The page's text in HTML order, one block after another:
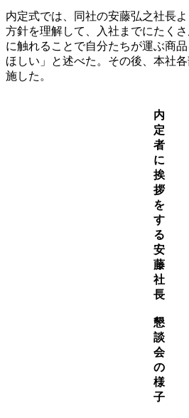
内定式では、同社の安藤弘之社長
方針を理解して、入社までにたく
に触れることで自分たちが運ぶ商
ほしい」と述べた。その後、本社
施した。
内
定
者
に
挨
拶
を
す
る
安
藤
社
長
懇
談
会
の
様
子